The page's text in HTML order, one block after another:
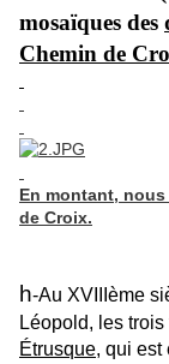
mosaïques des
Chemin de
En montant,
de Croix.
h-Au XVIIIème
Léopold, les
Étrusque, qui est